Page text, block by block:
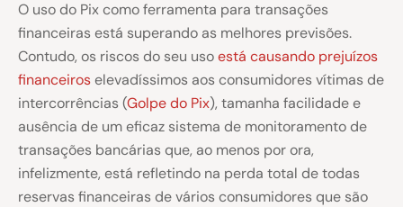
O uso do Pix como ferramenta para transações
financeiras está superando as melhores previsões.
Contudo, os riscos do seu usoestá causando prejuízos
financeiroselevadíssimos aos consumidores vítimas de
intercorrências (Golpe do Pix), tamanha facilidade e
ausência de um eficaz sistema de monitoramento de
transações bancárias que, ao menos por ora,
infelizmente, está refletindo na perda total de todas
reservas financeiras de vários consumidores que são